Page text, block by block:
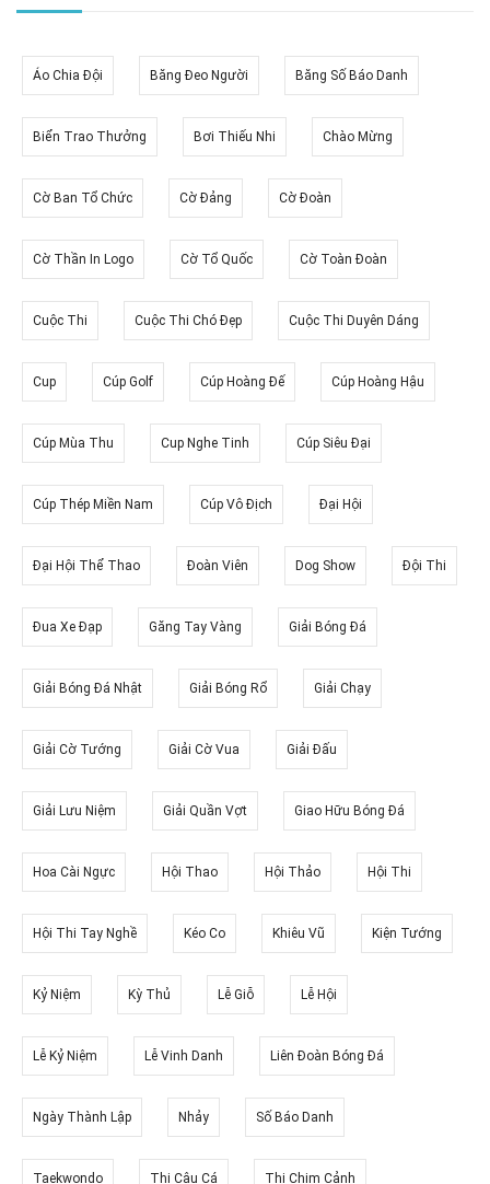
Áo Chia Đội Băng Đeo Người Băng Số Báo Danh
Biển Trao Thưởng Bơi Thiếu Nhi Chào Mừng
Cờ Ban Tổ Chức Cờ Đảng Cờ Đoàn
Cờ Thần In Logo Cờ Tổ Quốc Cờ Toàn Đoàn
Cuộc Thi Cuộc Thi Chó Đẹp Cuộc Thi Duyên Dáng
Cup Cúp Golf Cúp Hoàng Đế Cúp Hoàng Hậu
Cúp Mùa Thu Cup Nghe Tinh Cúp Siêu Đại
Cúp Thép Miền Nam Cúp Vô Địch Đại Hội
Đại Hội Thể Thao Đoàn Viên Dog Show Đội Thi
Đua Xe Đạp Găng Tay Vàng Giải Bóng Đá
Giải Bóng Đá Nhật Giải Bóng Rổ Giải Chạy
Giải Cờ Tướng Giải Cờ Vua Giải Đấu
Giải Lưu Niệm Giải Quần Vợt Giao Hữu Bóng Đá
Hoa Cài Ngực Hội Thao Hội Thảo Hội Thi
Hội Thi Tay Nghề Kéo Co Khiêu Vũ Kiện Tướng
Kỷ Niệm Kỳ Thủ Lễ Giỗ Lễ Hội
Lễ Kỷ Niệm Lễ Vinh Danh Liên Đoàn Bóng Đá
Ngày Thành Lập Nhảy Số Báo Danh
Taekwondo Thi Câu Cá Thi Chim Cảnh